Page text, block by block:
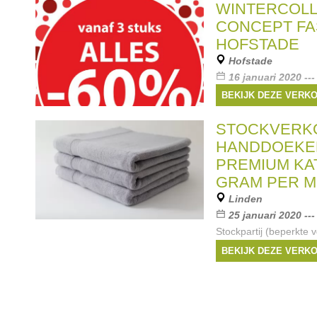
CONCEPT
HOFSTADE
Hofstade
16 januari 2020
Wij maken plaats
Ruime keuze voor
kleine prijzen. - 60%
de wintercollectie
kledij, accessoires,...
BEKIJK DEZE
PREMIUM
GRAM PER
Linden
25 januari 2020
Stockpartij (beperkte
superzachte en
Premium katoen met
BEKIJK DEZE